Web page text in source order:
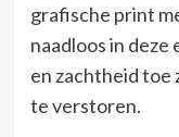
grafische print
naadloos in
en zachtheid toe
te verstoren.